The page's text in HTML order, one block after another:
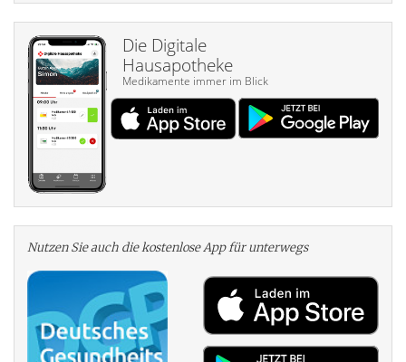
Die Digitale
Hausapotheke
Medikamente immer im Blick
Nutzen Sie auch die kosten­lose App für unterwegs